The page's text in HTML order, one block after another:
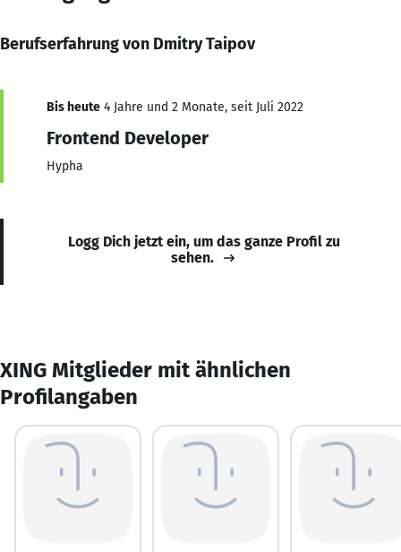
Berufserfahrung von Dmitry Taipov
Bis heute 4 Jahre und 2 Monate, seit Juli 2022
Frontend Developer
Hypha
Logg Dich jetzt ein, um das ganze Profil zu
sehen.
XING Mitglieder mit ähnlichen
Profilangaben